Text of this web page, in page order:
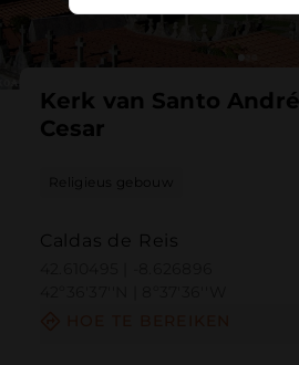
Kerk van Santo
Cesar
Religieus gebouw
Caldas de Reis